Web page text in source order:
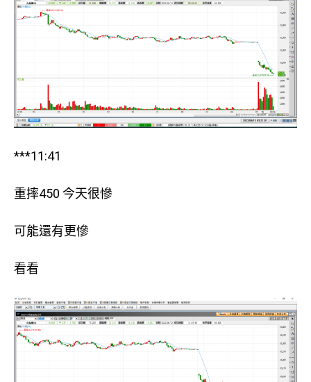
***11:41
重摔450 今天很慘
可能還有更慘
看看